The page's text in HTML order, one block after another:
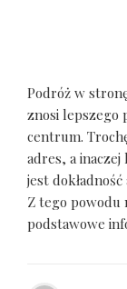
Podróż w
znosi lepszego
centrum.
adres, a
jest
Z tego powodu
podstawowe